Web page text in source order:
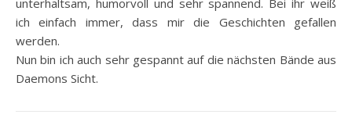
unterhaltsam, humorvoll und sehr spannend. Bei ihr weiß
ich einfach immer, dass mir die Geschichten gefallen
werden.
Nun bin ich auch sehr gespannt auf die nächsten Bände aus
Daemons Sicht.